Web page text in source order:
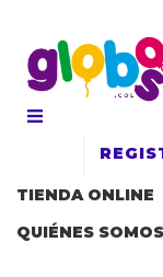
TIENDA ONLINE
QUIÉNES SOMOS